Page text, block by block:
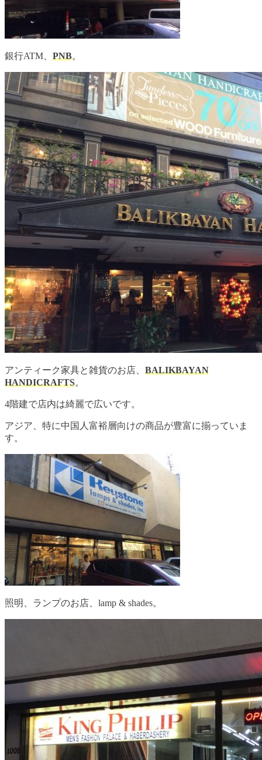
銀行ATM、 PNB。
アンティーク家具と雑貨のお店、 BALIKBAYAN
HANDICRAFTS。
4階建で店内は綺麗で広いです。
アジア、特に中国人富裕層向けの商品が豊富に揃っていま
す。
照明、ランプのお店、lamp & shades。